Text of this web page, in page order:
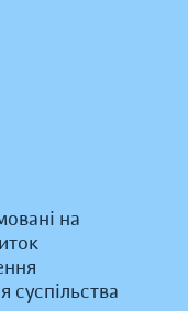
на
суспільства